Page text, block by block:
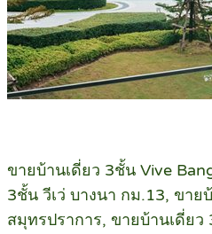
ขายบ้านเดี่ยว 3ชั้น Vive
3ชั้น วีเว่ บางนา กม.13, ขาย
สมุทรปราการ, ขายบ้านเดี่ยว